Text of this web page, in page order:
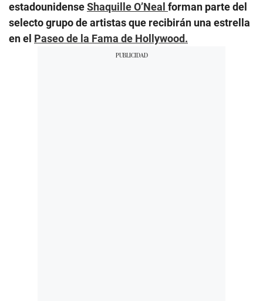
estadounidenseShaquille O’Neal forman parte del
selecto grupo de artistas que recibirán una estrella
en el Paseo de la Fama de Hollywood.